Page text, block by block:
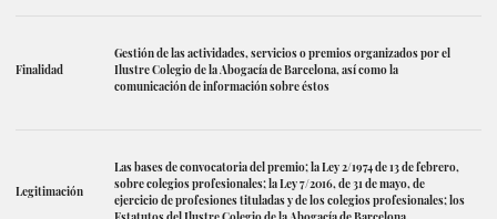
Finalidad
Gestión de las actividades, servicios o premios organizados por el
Ilustre Colegio de la Abogacía de Barcelona, así como la
comunicación de información sobre éstos
Legitimación
Las bases de convocatoria del premio; la Ley 2/1974 de 13 de febrero,
sobre colegios profesionales; la Ley 7/2016, de 31 de mayo, de
ejercicio de profesiones tituladas y de los colegios profesionales; los